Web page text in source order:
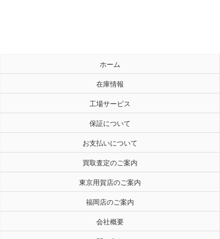
ホーム
在庫情報
工場サービス
保証について
お支払いについて
買取査定のご案内
東京用賀店のご案内
福岡店のご案内
会社概要